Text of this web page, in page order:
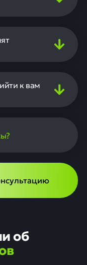
чтобы избежать
проблемы с
коллекторов и
Мы
на каждом
к вам
коллекторы все же
защитить ваши
об